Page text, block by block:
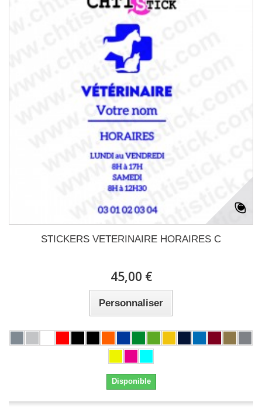
STICKERS VETERINAIRE HORAIRES C
45,00 €
Personnaliser
Disponible